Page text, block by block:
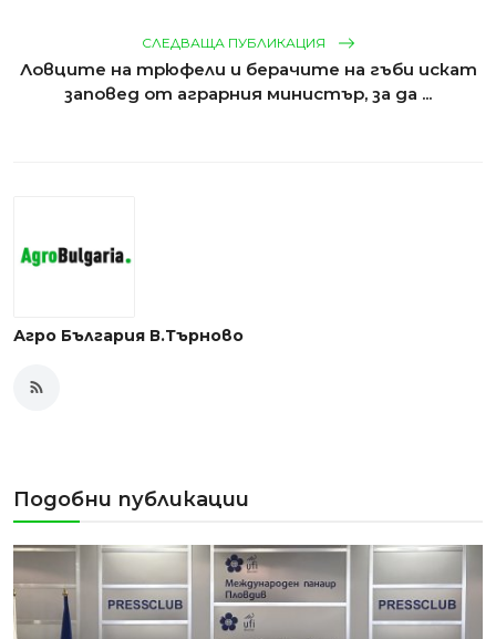
СЛЕДВАЩА ПУБЛИКАЦИЯ
Ловците на трюфели и берачите на гъби искат
заповед от аграрния министър, за да ...
Агро България В.Търново
Подобни публикации